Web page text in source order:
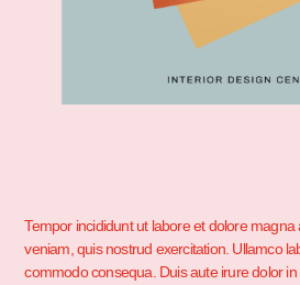
Tempor incididunt ut labore et dolore
veniam, quis nostrud exercitation. Ullamco
commodo consequa. Duis aute irure dolor